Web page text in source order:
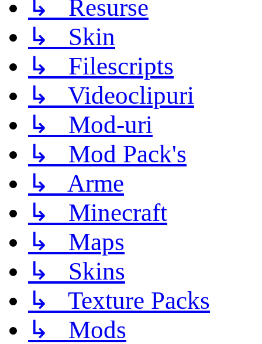
↳ Resurse
↳ Skin
↳ Filescripts
↳ Videoclipuri
↳ Mod-uri
↳ Mod Pack's
↳ Arme
↳ Minecraft
↳ Maps
↳ Skins
↳ Texture Packs
↳ Mods